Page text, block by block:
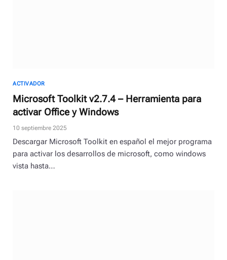
ACTIVADOR
Microsoft Toolkit v2.7.4 – Herramienta para
activar Office y Windows
10 septiembre 2025
Descargar Microsoft Toolkit en español el mejor programa
para activar los desarrollos de microsoft, como windows
vista hasta…